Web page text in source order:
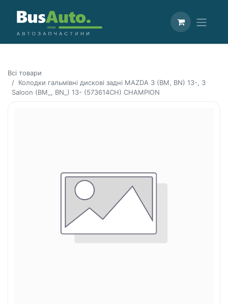
Всі товари
Колодки гальмівні дискові задні MAZDA 3 (BM, BN) 13-, 3
Saloon (BM_, BN_) 13- (573614CH) CHAMPION